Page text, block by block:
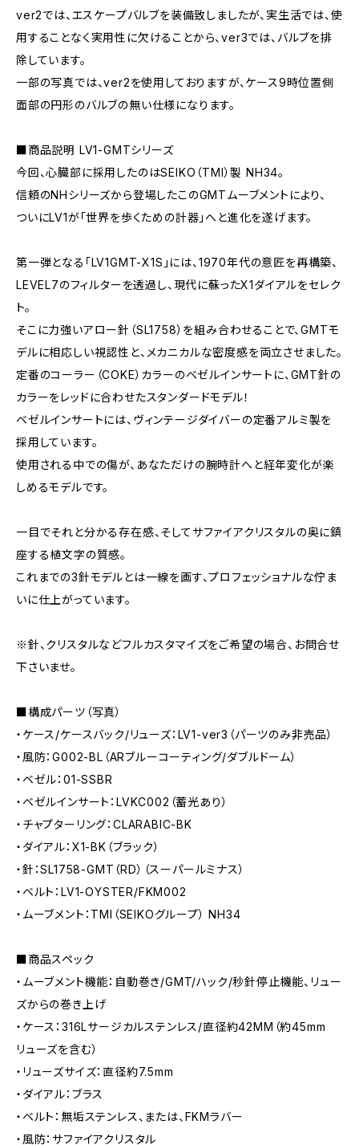
ver2では、エスケープバルブを装備致しましたが、実生活では、使
用することなく実用性に欠けることから、ver3では、バルブを排
除しています。
一部の写真では、ver2を使用しておりますが、ケース9時位置側
面部の円形のバルブの無い仕様になります。
■商品説明 LV1-GMTシリーズ
今回、心臓部に採用したのはSEIKO（TMI）製 NH34。
信頼のNHシリーズから登場したこのGMTムーブメントにより、
ついにLV1が「世界を歩くための計器」へと進化を遂げます。
第一弾となる「LV1GMT-X1S」には、1970年代の意匠を再構築、
LEVEL7のフィルターを透過し、現代に蘇ったX1ダイアルをセレク
ト。
そこに力強いアロー針（SL1758）を組み合わせることで、GMTモ
デルに相応しい視認性と、メカニカルな密度感を両立させました。
定番のコーラー（COKE）カラーのベゼルインサートに、GMT針の
カラーをレッドに合わせたスタンダードモデル！
ベゼルインサートには、ヴィンテージダイバーの定番アルミ製を
採用しています。
使用される中での傷が、あなただけの腕時計へと経年変化が楽
しめるモデルです。
一目でそれと分かる存在感、そしてサファイアクリスタルの奥に鎮
座する植文字の質感。
これまでの3針モデルとは一線を画す、プロフェッショナルな佇ま
いに仕上がっています。
※針、クリスタルなどフルカスタマイズをご希望の場合、お問合せ
下さいませ。
■構成パーツ（写真）
・ケース/ケースバック/リューズ：LV1-ver3（パーツのみ非売品）
・風防：G002-BL（ARブルーコーティング/ダブルドーム）
・ベゼル：01-SSBR
・ベゼルインサート：LVKC002（蓄光あり）
・チャプターリング：CLARABIC-BK
・ダイアル：X1-BK（ブラック）
・針：SL1758-GMT（RD）（スーパールミナス）
・ベルト：LV1-OYSTER/FKM002
・ムーブメント：TMI（SEIKOグループ） NH34
■商品スペック
・ムーブメント機能：自動巻き/GMT/ハック/秒針停止機能、リュー
ズからの巻き上げ
・ケース：316Lサージカルステンレス/直径約42MM（約45mm
リューズを含む）
・リューズサイズ：直径約7.5mm
・ダイアル：ブラス
・ベルト：無垢ステンレス、または、FKMラバー
・風防：サファイアクリスタル